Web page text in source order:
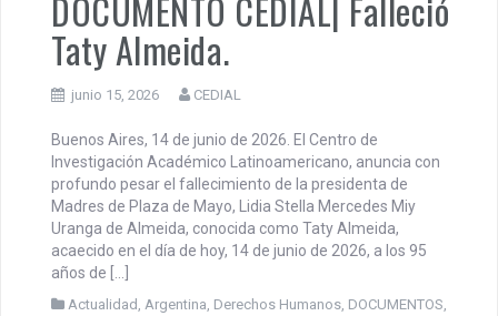
, Opiniòn , Política
DOCUMENTO CEDIAL| Falleció
Taty Almeida.
junio 15, 2026 CEDIAL
Buenos Aires, 14 de junio de 2026. El Centro de